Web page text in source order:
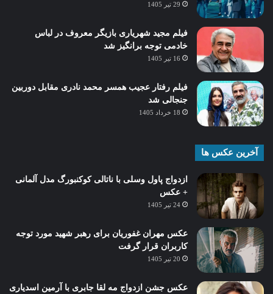
29 تیر 1405
فیلم مجید شهریاری بازیگر معروف در لباس
خادمی توجه برانگیز شد
16 تیر 1405
فیلم رفتار عجیب همسر محمد نادری مقابل دوربین
جنجالی شد
18 خرداد 1405
آخرین عکس ها
ازدواج پاول وسلی با ناتالی کوکنبورگ مدل آلمانی
+ عکس
24 تیر 1405
عکس مهران غفوریان برای رهبر شهید مورد توجه
کاربران قرار گرفت
20 تیر 1405
عکس جشن ازدواج مه لقا جابری با آرمین اسدیاری